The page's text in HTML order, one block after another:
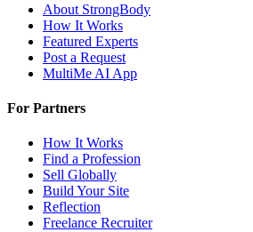
About StrongBody
How It Works
Featured Experts
Post a Request
MultiMe AI App
For Partners
How It Works
Find a Profession
Sell Globally
Build Your Site
Reflection
Freelance Recruiter